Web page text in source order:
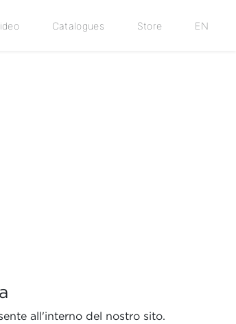
Catalogues Store EN
all'interno del nostro sito.